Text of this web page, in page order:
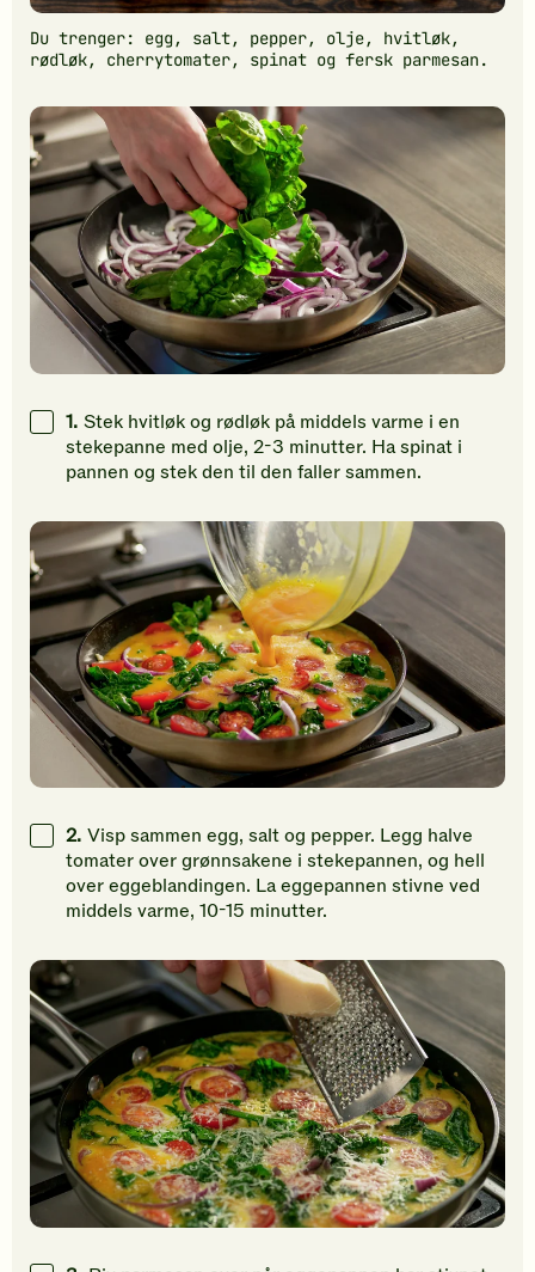
Du trenger: egg, salt, pepper, olje, hvitløk,
rødløk, cherrytomater, spinat og fersk parmesan.
1. Stek hvitløk og rødløk på middels varme i en
stekepanne med olje, 2-3 minutter. Ha spinat i
pannen og stek den til den faller sammen.
2. Visp sammen egg, salt og pepper. Legg halve
tomater over grønnsakene i stekepannen, og hell
over eggeblandingen. La eggepannen stivne ved
middels varme, 10-15 minutter.